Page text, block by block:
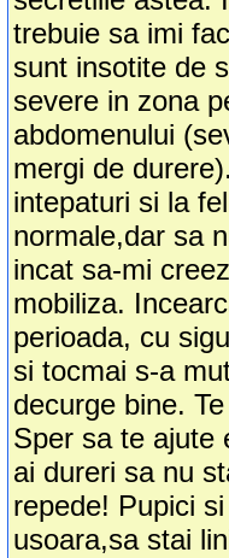
trebuie sa imi
sunt insotite de
severe in zona
abdomenului
mergi de
intepaturi si la
normale,dar sa
incat sa-mi
mobiliza.
perioada, cu
si tocmai s-a
decurge bine.
Sper sa te ajute
ai dureri sa nu
repede! Pupici
usoara,sa stai